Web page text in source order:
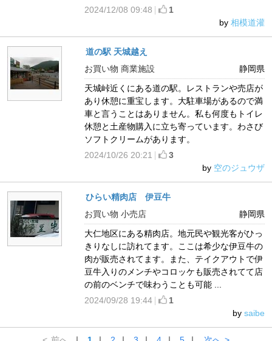
2024/12/08 09:48
1
by 相模道灌
道の駅 天城越え
静岡県
お買い物 商業施設
天城峠近くにある道の駅。レストランや売店が
あり休憩に重宝します。大駐車場があるので満
車と言うことはありません。私も何度もトイレ
休憩と土産物購入に立ち寄っています。わさび
ソフトクリームがあります。
2024/10/26 20:21
3
by 空のジュウザ
ひらい精肉店 伊豆牛
静岡県
お買い物 小売店
大仁地区にある精肉店。地元民や観光客がひっ
きりなしに訪れてます。ここは希少な伊豆牛の
肉が販売されてます。また、テイクアウトで伊
豆牛入りのメンチやコロッケも販売されてて店
の前のベンチで味わうことも可能 ...
2024/09/28 19:44
1
by saibe